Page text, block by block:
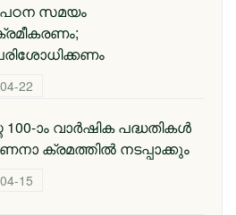
സമയം
22
ാം വാര്‍ഷിക പദ്ധതികള്‍
ക്രമത്തില്‍ നടപ്പാക്കും
15